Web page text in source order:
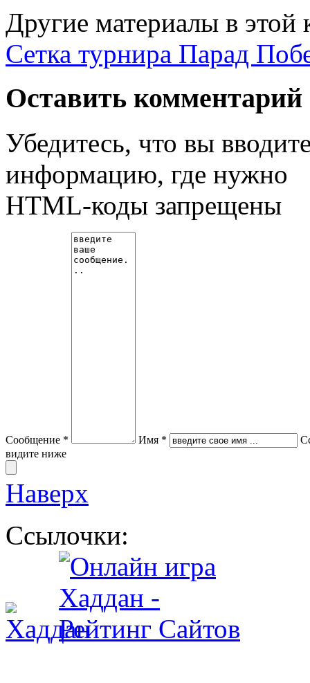
Другие материалы в этой
Сетка турнира Парад
Оставить комментарий
Убедитесь, что вы
информацию, где нужно
HTML-коды запрещены
Сообщение * Имя *
видите ниже
Наверх
Ссылочки: